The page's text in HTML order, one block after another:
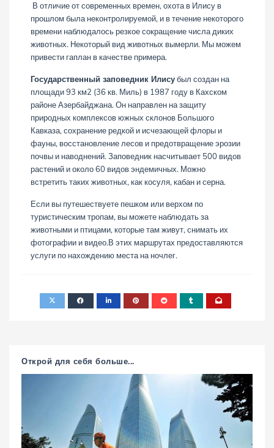
В отличие от современных времен, охота в Илису в
прошлом была неконтролируемой, и в течение некоторого
времени наблюдалось резкое сокращение числа диких
животных. Некоторый вид животных вымерли. Мы можем
привести гаплан в качестве примера.
Государственный заповедник Илисубыл создан на
площади 93 км2 (36 кв. Миль) в 1987 году в Кахском
районе Азербайджана. Он направлен на защиту
природных комплексов южных склонов Большого
Кавказа, сохранение редкой и исчезающей флоры и
фауны, восстановление лесов и предотвращение эрозии
почвы и наводнений. Заповедник насчитывает 500 видов
растений и около 60 видов эндемичных. Можно
встретить таких животных, как косуля, кабан и серна.
Если вы путешествуете пешком или верхом по
туристическим тропам, вы можете наблюдать за
животными и птицами, которые там живут, снимать их
фотографии и видео.В этих маршрутах предоставляются
услуги по нахождению места на ночлег.
Открой для себя больше...